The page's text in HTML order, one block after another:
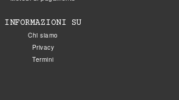
INFORMAZIONI SU
Chi siamo
Privacy
Termini